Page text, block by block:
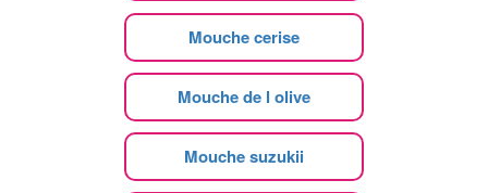
Mouche cerise
Mouche de l olive
Mouche suzukii